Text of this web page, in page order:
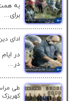
به
برای...
ادای
در
در...
طی